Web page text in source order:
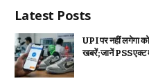
Latest Posts
UPI पर नहीं लगेगा
खबरें; जानें PSS एक्ट